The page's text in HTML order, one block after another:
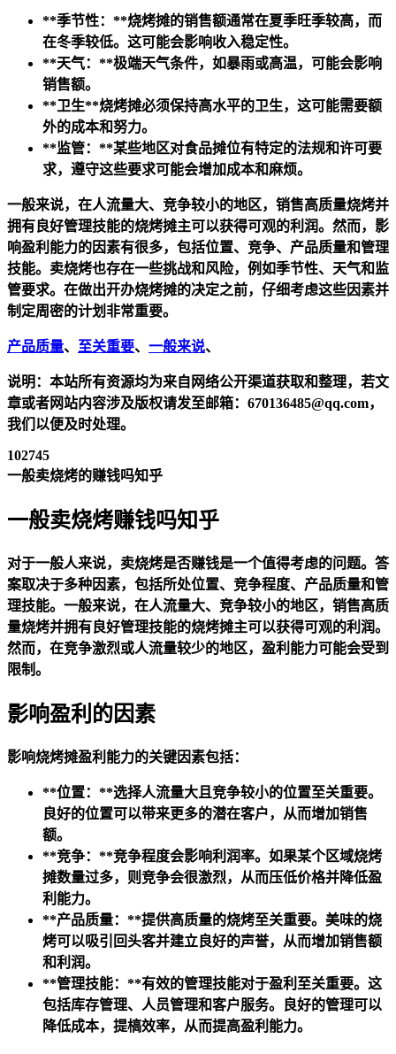
**季节性：**烧烤摊的销售额通常在夏季旺季较高，而
在冬季较低。这可能会影响收入稳定性。
**天气：**极端天气条件，如暴雨或高温，可能会影响
销售额。
**卫生**烧烤摊必须保持高水平的卫生，这可能需要额
外的成本和努力。
**监管：**某些地区对食品摊位有特定的法规和许可要
求，遵守这些要求可能会增加成本和麻烦。
一般来说，在人流量大、竞争较小的地区，销售高质量烧烤并
拥有良好管理技能的烧烤摊主可以获得可观的利润。然而，影
响盈利能力的因素有很多，包括位置、竞争、产品质量和管理
技能。卖烧烤也存在一些挑战和风险，例如季节性、天气和监
管要求。在做出开办烧烤摊的决定之前，仔细考虑这些因素并
制定周密的计划非常重要。
产品质量、 至关重要、 一般来说、
说明：本站所有资源均为来自网络公开渠道获取和整理，若文
章或者网站内容涉及版权请发至邮箱：670136485@qq.com，
我们以便及时处理。
102745
一般卖烧烤的赚钱吗知乎
一般卖烧烤赚钱吗知乎
对于一般人来说，卖烧烤是否赚钱是一个值得考虑的问题。答
案取决于多种因素，包括所处位置、竞争程度、产品质量和管
理技能。一般来说，在人流量大、竞争较小的地区，销售高质
量烧烤并拥有良好管理技能的烧烤摊主可以获得可观的利润。
然而，在竞争激烈或人流量较少的地区，盈利能力可能会受到
限制。
影响盈利的因素
影响烧烤摊盈利能力的关键因素包括：
**位置：**选择人流量大且竞争较小的位置至关重要。
良好的位置可以带来更多的潜在客户，从而增加销售
额。
**竞争：**竞争程度会影响利润率。如果某个区域烧烤
摊数量过多，则竞争会很激烈，从而压低价格并降低盈
利能力。
**产品质量：**提供高质量的烧烤至关重要。美味的烧
烤可以吸引回头客并建立良好的声誉，从而增加销售额
和利润。
**管理技能：**有效的管理技能对于盈利至关重要。这
包括库存管理、人员管理和客户服务。良好的管理可以
降低成本，提槁效率，从而提高盈利能力。